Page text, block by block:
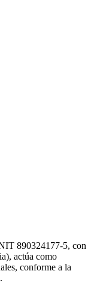
890324177-5, con
actúa como
conforme a la